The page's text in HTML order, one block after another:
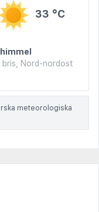
33 °C
bris, Nord-nordost
meteorologiska